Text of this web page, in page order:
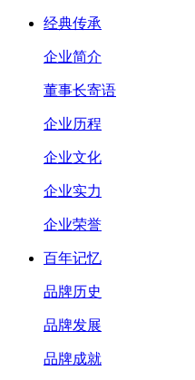
经典传承
企业简介
董事长寄语
企业历程
企业文化
企业实力
企业荣誉
百年记忆
品牌历史
品牌发展
品牌成就